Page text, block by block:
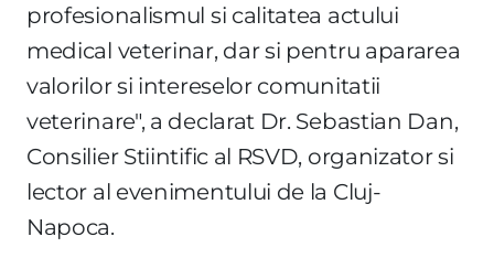
profesionalismul si calitatea actului
medical veterinar, dar si pentru apararea
valorilor si intereselor comunitatii
veterinare", a declarat Dr. Sebastian Dan,
Consilier Stiintific al RSVD, organizator si
lector al evenimentului de la Cluj-
Napoca.